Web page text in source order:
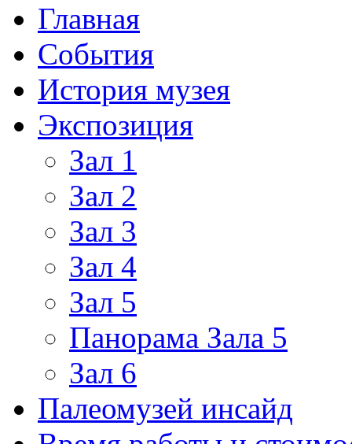
Главная
События
История музея
Экспозиция
Зал 1
Зал 2
Зал 3
Зал 4
Зал 5
Панорама Зала 5
Зал 6
Палеомузей инсайд